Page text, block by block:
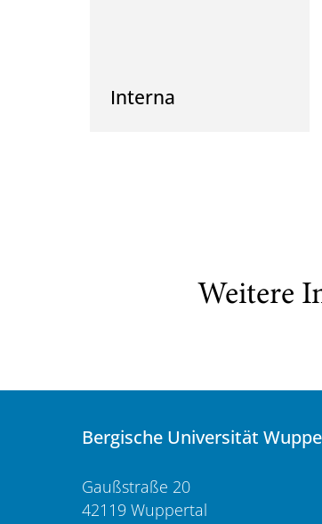
Interna
Weitere
Bergische Universität
Gaußstraße 20
42119 Wuppertal